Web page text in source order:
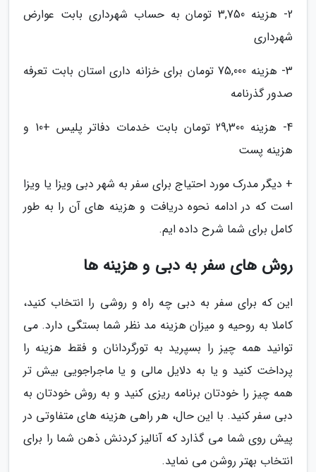
2- هزینه 3,750 تومان به حساب شهرداری بابت عوارض
شهرداری
3- هزینه 75,000 تومان برای خزانه داری استان بابت تعرفه
صدور گذرنامه
4- هزینه 29,300 تومان بابت خدمات دفاتر پلیس +10 و
هزینه پست
+ دیگر مدرک مورد احتیاج برای سفر به شهر دبی ویزا یا ویزا
است که در ادامه نحوه دریافت و هزینه های آن را به طور
کامل برای شما شرح داده ایم.
روش های سفر به دبی و هزینه ها
این که برای سفر به دبی چه راه و روشی را انتخاب کنید،
کاملا به روحیه و میزان هزینه مد نظر شما بستگی دارد. می
توانید همه چیز را بسپرید به تورگردانان و فقط هزینه را
پرداخت کنید و یا به دلایل مالی و یا ماجراجویی بیش تر
همه چیز را خودتان برنامه ریزی کنید و به روش خودتان به
دبی سفر کنید. با این حال، هر راهی هزینه های متفاوتی در
پیش روی شما می گذارد که آنالیز کردنش ذهن شما را برای
انتخاب بهتر روشن می نماید.